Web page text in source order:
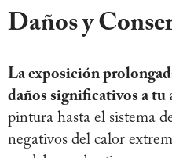
Daños y
La exposición
daños significativos a tu
pintura hasta el sistema
negativos del calor